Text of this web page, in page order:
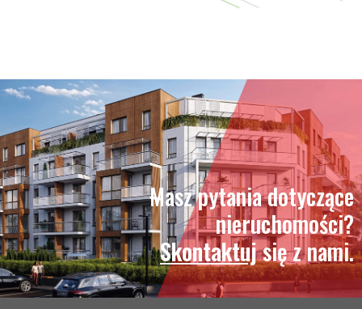
Masz pytania dotyczące
nieruchomości?
Skontaktujsię z nami.